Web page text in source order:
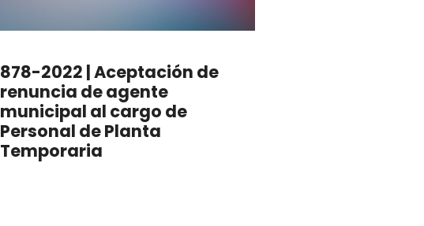
878-2022 | Aceptación de
renuncia de agente
municipal al cargo de
Personal de Planta
Temporaria